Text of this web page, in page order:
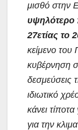
μισθό στην
27ετίας το
κείμενο
κυβέρνηση
δεσμεύσεις
ιδιωτικό
κάνει
για την